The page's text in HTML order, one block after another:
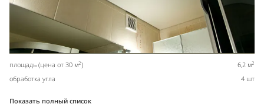
площадь (цена от 30 м2) 6,2 м2
обработка угла 4 шт
Показать полный список